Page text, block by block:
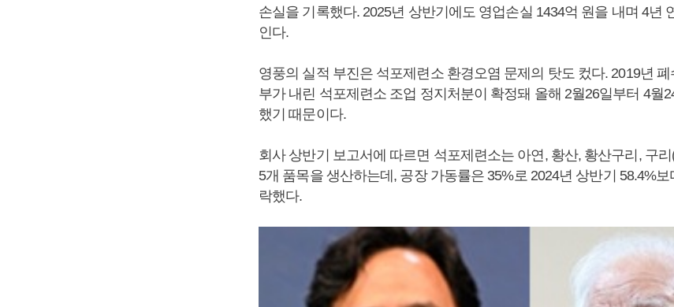
손실을 기록했다. 2025년 상반기에도 영업손실 1434억 원을 내며 4년
인다.
영풍의 실적 부진은 석포제련소 환경오염 문제의 탓도 컸다. 2019년
부가 내린 석포제련소 조업 정지처분이 확정돼 올해 2월26일부터 4월
했기 때문이다.
회사 상반기 보고서에 따르면 석포제련소는 아연, 황산, 황산구리, 구
5개 품목을 생산하는데, 공장 가동률은 35%로 2024년 상반기 58.4%
락했다.